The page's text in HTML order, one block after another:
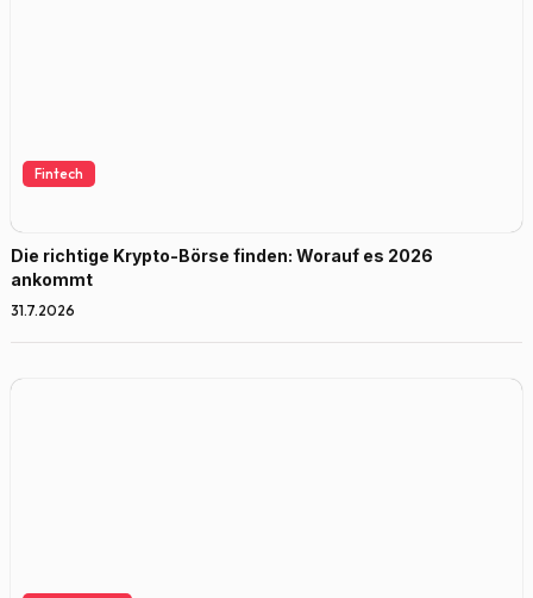
Fintech
Die richtige Krypto-Börse finden: Worauf es 2026
ankommt
31.7.2026